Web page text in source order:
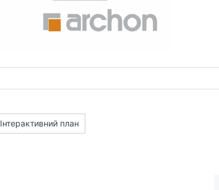
Інтерактивний план